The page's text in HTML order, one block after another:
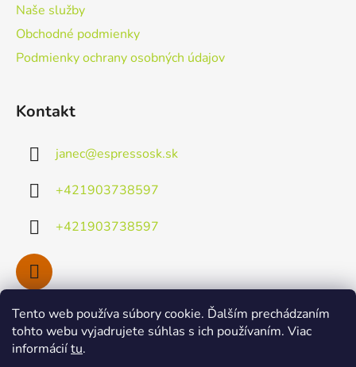
Tento web používa súbory cookie. Ďalším prechádzaním
tohto webu vyjadrujete súhlas s ich používaním. Viac
informáciítu.
Naše služby
Obchodné podmienky
Podmienky ochrany osobných údajov
Kontakt
janec@espressosk.sk
+421903738597
+421903738597
Facebook